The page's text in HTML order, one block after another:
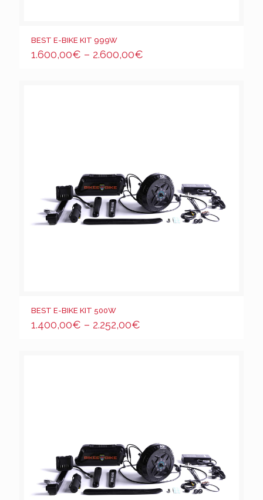
BEST E-BIKE KIT 999W
1.600,00€ – 2.600,00€
BEST E-BIKE KIT 500W
1.400,00€ – 2.252,00€